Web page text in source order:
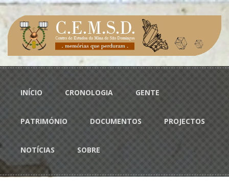
Passar para o conteúdo principal
Menu principal
INÍCIO CRONOLOGIA GENTE
PATRIMÓNIO DOCUMENTOS PROJECTOS
NOTÍCIAS SOBRE